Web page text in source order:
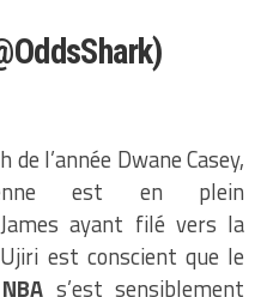
l’année Dwane Casey,
est en plein
ayant filé vers la
est conscient que le
NBA s’est sensiblement